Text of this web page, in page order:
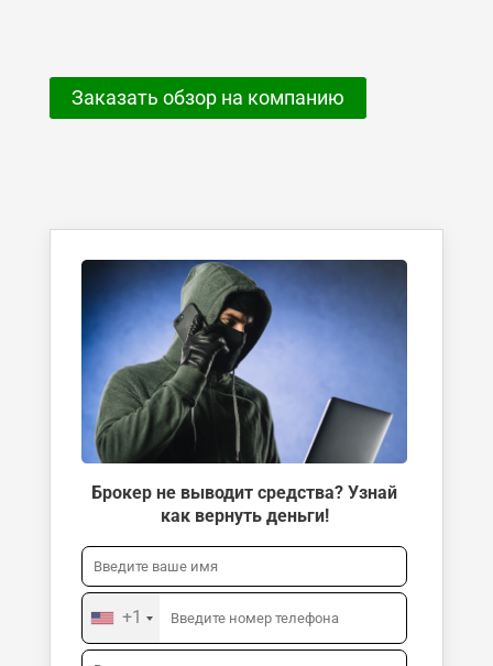
Заказать обзор на компанию
Брокер не выводит средства? Узнай
как вернуть деньги!
+1